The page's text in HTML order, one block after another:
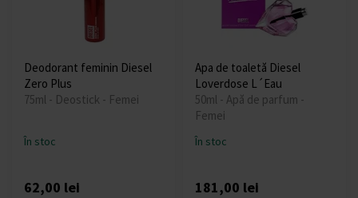
Deodorant feminin Diesel
Zero Plus
75ml - Deostick - Femei
În stoc
62,00 lei
Apa de toaletă Diesel
Loverdose L´Eau
50ml - Apă de parfum -
Femei
În stoc
181,00 lei